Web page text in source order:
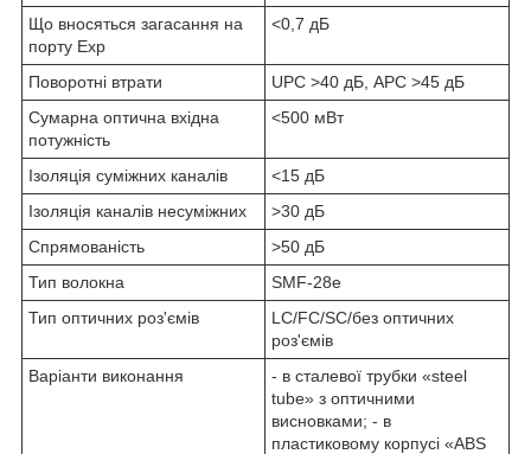
Що вносяться загасання на
порту Exp
<0,7 дБ
Поворотні втрати
UPC >40 дБ, APC >45 дБ
Сумарна оптична вхідна
потужність
<500 мВт
Ізоляція суміжних каналів
<15 дБ
Ізоляція каналів несуміжних
>30 дБ
Спрямованість
>50 дБ
Тип волокна
SMF-28e
Тип оптичних роз'ємів
LC/FC/SC/без оптичних
роз'ємів
Варіанти виконання
- в сталевої трубки «steel
tube» з оптичними
висновками; - в
пластиковому корпусі «ABS